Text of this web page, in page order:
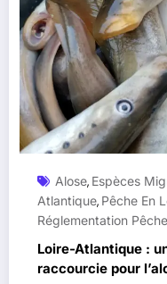
Alose, Espèces
Atlantique, Pêche En
Réglementation Pêche
Loire-Atlantique :
raccourcie pour